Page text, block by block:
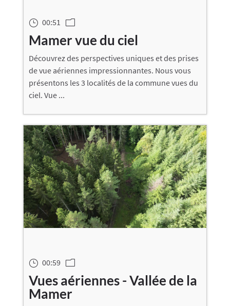
} 00:51 m
Mamer vue du ciel
Découvrez des perspectives uniques et des prises
de vue aériennes impressionnantes. Nous vous
présentons les 3 localités de la commune vues du
ciel. Vue ...
} 00:59 m
Vues aériennes - Vallée de la
Mamer